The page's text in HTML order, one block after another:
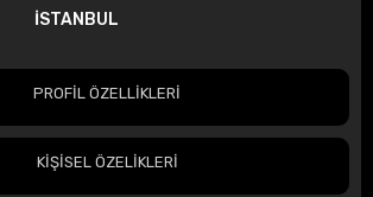
İSTANBUL
PROFİL ÖZELLİKLERİ
KİŞİSEL ÖZELİKLERİ